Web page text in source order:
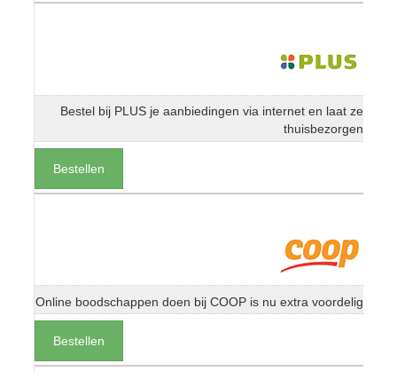
Bestel bij PLUS je aanbiedingen via internet en laat ze
thuisbezorgen
Bestellen
Online boodschappen doen bij COOP is nu extra voordelig
Bestellen